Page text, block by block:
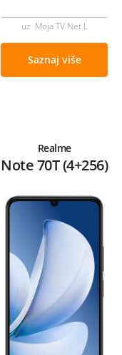
uz Moja TV Net L
Saznaj više
Realme
Note 70T (4+256)